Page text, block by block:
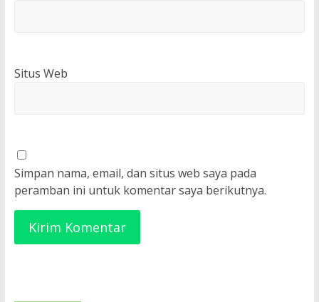
Situs Web
Simpan nama, email, dan situs web saya pada
peramban ini untuk komentar saya berikutnya.